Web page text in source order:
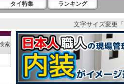
タイ特集 ランキング
文字サイズ変更「
索